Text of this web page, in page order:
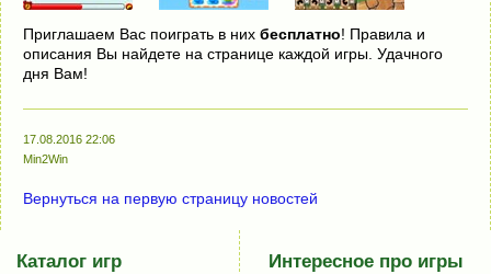
Приглашаем Вас поиграть в них бесплатно! Правила и
описания Вы найдете на странице каждой игры. Удачного
дня Вам!
17.08.2016 22:06
Min2Win
Вернуться на первую страницу новостей
Каталог игр Интересное про игры